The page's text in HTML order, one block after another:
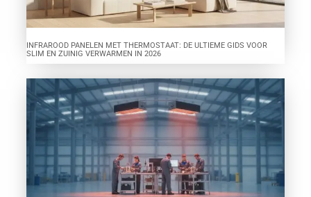
INFRAROOD PANELEN MET THERMOSTAAT: DE ULTIEME GIDS VOOR
SLIM EN ZUINIG VERWARMEN IN 2026